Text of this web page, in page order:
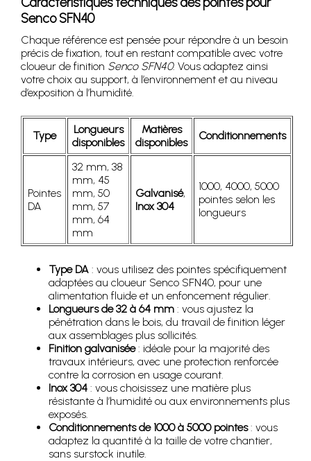
Senco SFN40
Chaque référence est pensée pour répondre à un besoin
précis de fixation, tout en restant compatible avec votre
cloueur de finition Senco SFN40. Vous adaptez ainsi
votre choix au support, à l’environnement et au niveau
d’exposition à l’humidité.
Type
Longueurs
disponibles
Matières
disponibles
Conditionnements
Pointes
DA
32 mm, 38
mm, 45
mm, 50
mm, 57
mm, 64
mm
Galvanisé,
Inox 304
1000, 4000, 5000
pointes selon les
longueurs
Type DA : vous utilisez des pointes spécifiquement
adaptées au cloueur Senco SFN40, pour une
alimentation fluide et un enfoncement régulier.
Longueurs de 32 à 64 mm : vous ajustez la
pénétration dans le bois, du travail de finition léger
aux assemblages plus sollicités.
Finition galvanisée: idéale pour la majorité des
travaux intérieurs, avec une protection renforcée
contre la corrosion en usage courant.
Inox 304 : vous choisissez une matière plus
résistante à l’humidité ou aux environnements plus
exposés.
Conditionnements de 1000 à 5000 pointes: vous
adaptez la quantité à la taille de votre chantier,
sans surstock inutile.